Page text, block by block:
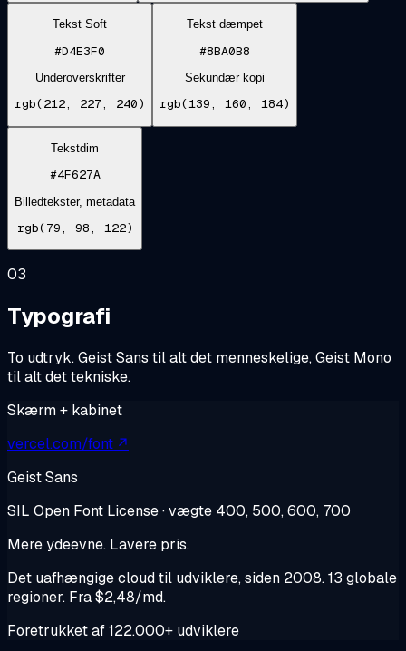
Tekst Soft
#D4E3F0
Underoverskrifter
rgb(212, 227, 240)
Tekst dæmpet
#8BA0B8
Sekundær kopi
rgb(139, 160, 184)
Tekstdim
#4F627A
Billedtekster, metadata
rgb(79, 98, 122)
03
Typografi
To udtryk. Geist Sans til alt det menneskelige, Geist Mono
til alt det tekniske.
Skærm + kabinet
vercel.com/font ↗
Geist Sans
SIL Open Font License · vægte 400, 500, 600, 700
Mere ydeevne. Lavere pris.
Det uafhængige cloud til udviklere, siden 2008. 13 globale
regioner. Fra $2,48/md.
Foretrukket af 122.000+ udviklere